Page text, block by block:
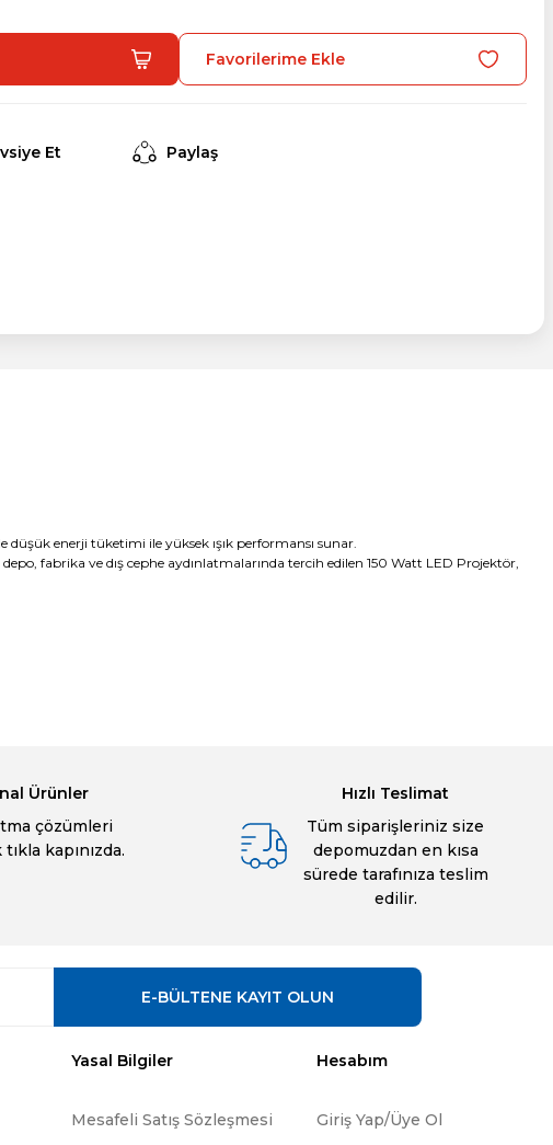
Et Paylaş
enerji tüketimi ile yüksek ışık performansı sunar.
fabrika ve dış cephe aydınlatmalarında tercih edilen 150 Watt LED Projektör,
Ürünler
çözümleri
kapınızda.
Hızlı Teslimat
Tüm siparişleriniz size
depomuzdan en kısa
sürede tarafınıza teslim
edilir.
E-BÜLTENE KAYIT OLUN
Yasal Bilgiler
Mesafeli Satış Sözleşmesi
Hesabım
Giriş Yap/Üye Ol